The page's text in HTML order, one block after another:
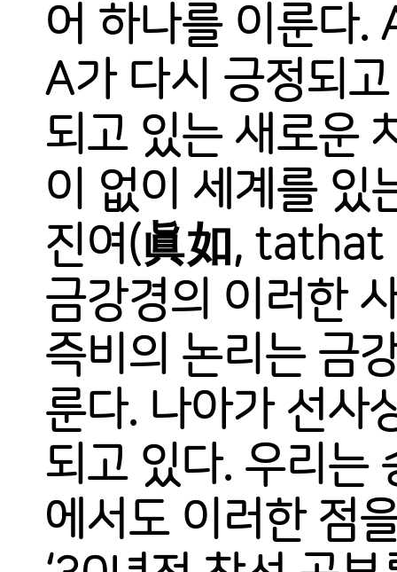
어 하나를 이룬다.
A가 다시 긍정되
되고 있는 새로운
이 없이 세계를 있
진여(眞如, tathat
금강경의 이러한
즉비의 논리는 금
룬다. 나아가 선사
되고 있다. 우리는
에서도 이러한 점